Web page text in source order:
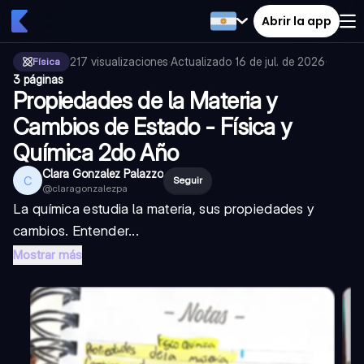
Abrir la app
Física 217 visualizaciones·Actualizado 16 de jul. de 2026·
3 páginas
Propiedades de la Materia y
Cambios de Estado - Física y
Química 2do Año
C Clara Gonzalez Palazzo
@claragonzalezpa
Seguir
La química estudia la materia, sus propiedades y
cambios. Entender...
Mostrar más